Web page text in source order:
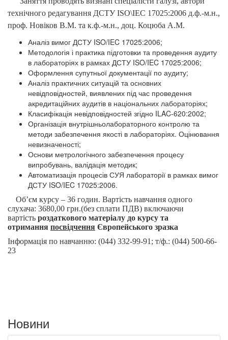
технічного редагування ДСТУ ISO\IEC 17025:2006 д.ф.-м.н.,
проф. Новіков В.М. та к.ф.-м.н., доц. Коцюба А.М.
Аналіз вимог ДСТУ ISO/IEC 17025:2006;
Методологія і практика підготовки та проведення аудиту
в лабораторіях в рамках ДСТУ ISO/IEC 17025:2006;
Оформлення супутньої документації по аудиту;
Аналіз практичних ситуацій та основних
невідповідностей, виявлених під час проведення
акредитаційних аудитів в національних лабораторіях;
Класифікація невідповідностей згідно ILAC-620:2002;
Організація внутрішньолабораторного контролю та
методи забезпечення якості в лабораторіях. Оцінювання
невизначеності;
Основи метрологічного забезпечення процесу
випробувань, валідація методик;
Автоматизація процесів СУЯ лабораторії в рамках вимог
ДСТУ ISO/IEC 17025:2006.
Об’єм курсу – 36 годин. Вартість навчання одного
слухача: 3680,00 грн.(без сплати ПДВ) включаючи
вартість роздаткового матеріалу до курсу та
отримання посвідчення Європейського зразка
Інформація по навчанню: (044) 332-99-91; т/ф.: (044) 500-66-
23
Новини